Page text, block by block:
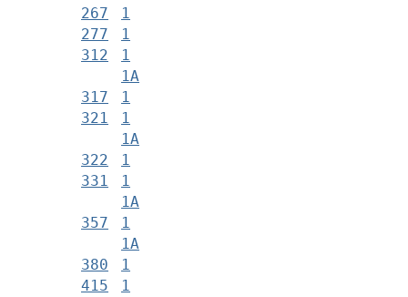
267
1
277
1
312
1
1А
317
1
321
1
1А
322
1
331
1
1А
357
1
1А
380
1
415
1